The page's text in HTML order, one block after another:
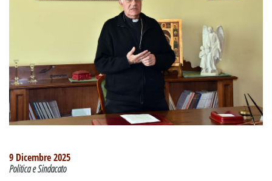
9 Dicembre 2025
Politica e Sindacato